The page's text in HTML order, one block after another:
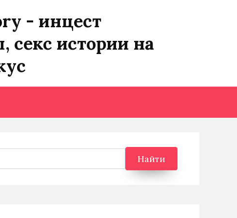
- инцест
секс истории на
Найти